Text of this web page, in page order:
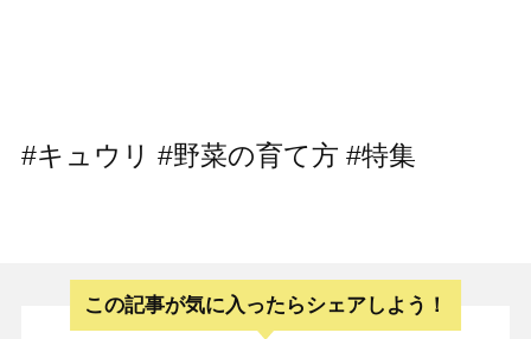
#キュウリ #野菜の育て方 #特集
この記事が気に入ったらシェアしよう！